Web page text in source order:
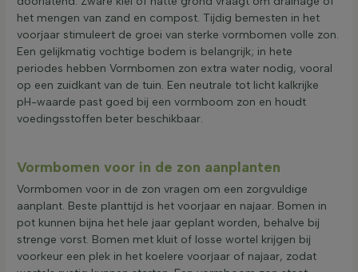
het mengen van zand en compost. Tijdig bemesten in het
voorjaar stimuleert de groei van sterke vormbomen volle zon.
Een gelijkmatig vochtige bodem is belangrijk; in hete
periodes hebben Vormbomen zon extra water nodig, vooral
op een zuidkant van de tuin. Een neutrale tot licht kalkrijke
pH-waarde past goed bij een vormboom zon en houdt
voedingsstoffen beter beschikbaar.
Vormbomen voor in de zon aanplanten
Vormbomen voor in de zon vragen om een zorgvuldige
aanplant. Beste planttijd is het voorjaar en najaar. Bomen in
pot kunnen bijna het hele jaar geplant worden, behalve bij
strenge vorst. Bomen met kluit of losse wortel krijgen bij
voorkeur een plek in het koelere voorjaar of najaar, zodat